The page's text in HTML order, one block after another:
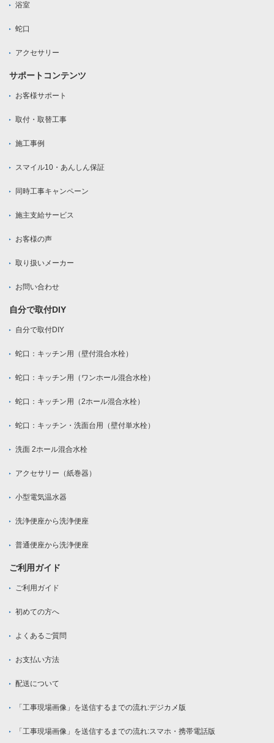
浴室
蛇口
アクセサリー
サポートコンテンツ
お客様サポート
取付・取替工事
施工事例
スマイル10・あんしん保証
同時工事キャンペーン
施主支給サービス
お客様の声
取り扱いメーカー
お問い合わせ
自分で取付DIY
自分で取付DIY
蛇口：キッチン用（壁付混合水栓）
蛇口：キッチン用（ワンホール混合水栓）
蛇口：キッチン用（2ホール混合水栓）
蛇口：キッチン・洗面台用（壁付単水栓）
洗面 2ホール混合水栓
アクセサリー（紙巻器）
小型電気温水器
洗浄便座から洗浄便座
普通便座から洗浄便座
ご利用ガイド
ご利用ガイド
初めての方へ
よくあるご質問
お支払い方法
配送について
「工事現場画像」を送信するまでの流れ:デジカメ版
「工事現場画像」を送信するまでの流れ:スマホ・携帯電話版